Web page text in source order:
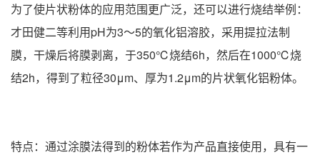
为了使片状粉体的应用范围更广泛，还可以进行烧结举例：
才田健二等利用pH为3～5的氧化铝溶胶，采用提拉法制
膜，干燥后将膜剥离，于350℃烧结6h，然后在1000℃烧
结2h，得到了粒径30μm、厚为1.2μm的片状氧化铝粉体。
特点：通过涂膜法得到的粉体若作为产品直接使用，具有一